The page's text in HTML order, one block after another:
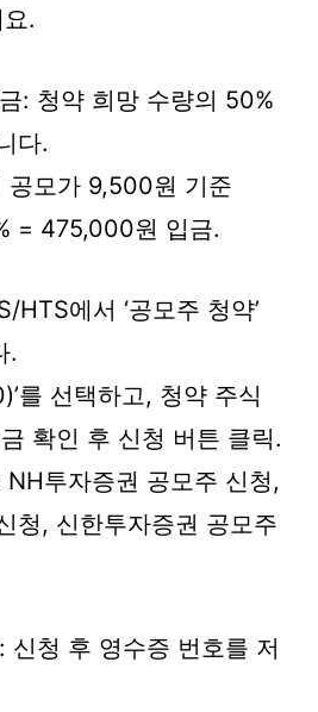
.
: 청약 희망 수량의 50%
다.
공모가 9,500원 기준
= 475,000원 입금.
에서 ‘공모주 청약’
.
를 선택하고, 청약 주식
확인 후 신청 버튼 클릭.
투자증권 공모주 신청,
청, 신한투자증권 공모주
신청 후 영수증 번호를 저